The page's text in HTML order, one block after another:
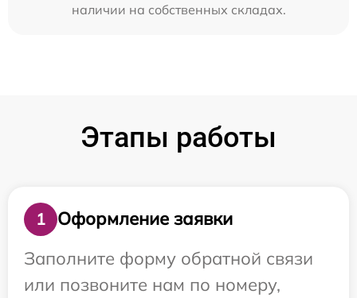
наличии на собственных складах.
Этапы работы
1
Оформление заявки
Заполните форму обратной связи
или позвоните нам по номеру,